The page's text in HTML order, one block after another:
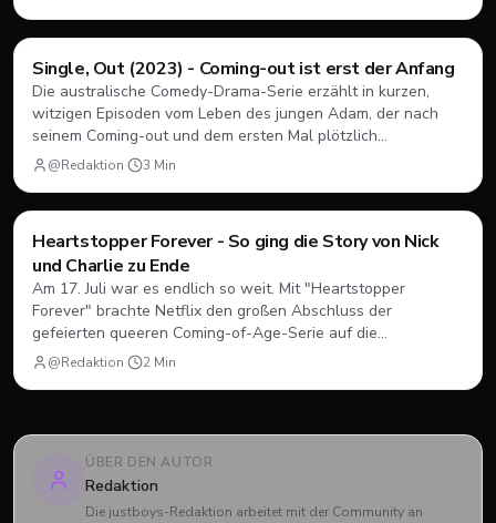
Filme & Serien
Single, Out (2023) - Coming-out ist erst der Anfang
Die australische Comedy-Drama-Serie erzählt in kurzen,
witzigen Episoden vom Leben des jungen Adam, der nach
seinem Coming-out und dem ersten Mal plötzlich
herausfinden muss, wie Dating, Freundschaft und Familie
@Redaktion· 3 Min
Filme & Serien
Heartstopper Forever - So ging die Story von Nick
und Charlie zu Ende
Am 17. Juli war es endlich so weit. Mit "Heartstopper
Forever" brachte Netflix den großen Abschluss der
gefeierten queeren Coming-of-Age-Serie auf die
Bildschirme. Statt einer vierten Staffel gab es diesmal einen
@Redaktion· 2 Min
ÜBER DEN AUTOR
Redaktion
Die justboys-Redaktion arbeitet mit der Community an